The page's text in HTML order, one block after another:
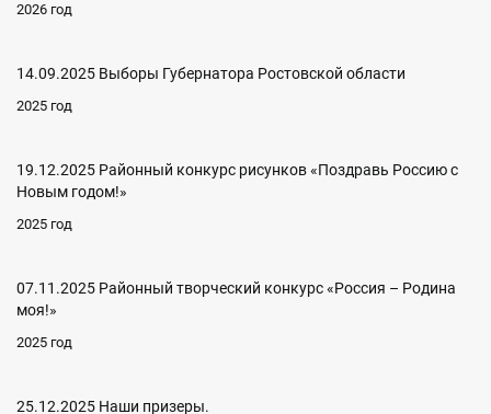
2026 год
14.09.2025 Выборы Губернатора Ростовской области
2025 год
19.12.2025 Районный конкурс рисунков «Поздравь Россию с
Новым годом!»
2025 год
07.11.2025 Районный творческий конкурс «Россия – Родина
моя!»
2025 год
25.12.2025 Наши призеры.